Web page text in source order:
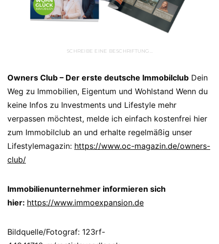
SCHREIBE EINE BESCHRIFTUNG…
Owners Club – Der erste deutsche Immobilclub Dein
Weg zu Immobilien, Eigentum und Wohlstand Wenn du
keine Infos zu Investments und Lifestyle mehr
verpassen möchtest, melde ich einfach kostenfrei hier
zum Immobilclub an und erhalte regelmäßig unser
Lifestylemagazin: https://www.oc-magazin.de/owners-
club/
Immobilienunternehmer informieren sich
hier: https://www.immoexpansion.de
Bildquelle/Fotograf: 123rf-